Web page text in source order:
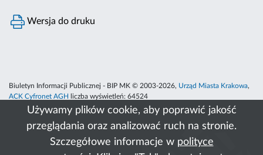
Używamy plików cookie, aby poprawić jakość
przeglądania oraz analizować ruch na stronie.
Szczegółowe informacje w polityce
Wersja do druku
Biuletyn Informacji Publicznej - BIP MK © 2003-2026, Urząd Miasta Krakowa,
ACK Cyfronet AGH
liczba wyświetleń: 64524